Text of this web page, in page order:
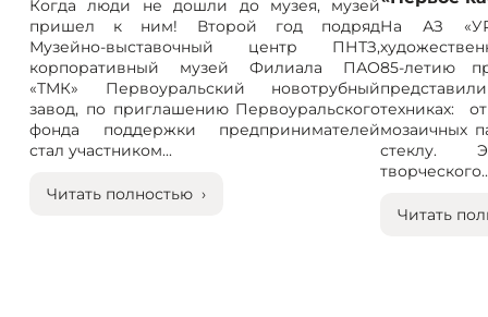
Когда люди не дошли до музея, музей
пришел к ним! Второй год подряд
Музейно-выставочный центр ПНТЗ,
корпоративный музей Филиала ПАО
«ТМК» Первоуральский новотрубный
завод, по приглашению Первоуральского
фонда поддержки предпринимателей
стал участником...
Читать полностью ›
На АЗ
85-летию
техниках:
мозаичных
стеклу.
Читать